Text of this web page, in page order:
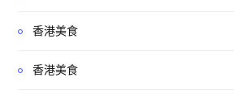
香港美食
香港美食